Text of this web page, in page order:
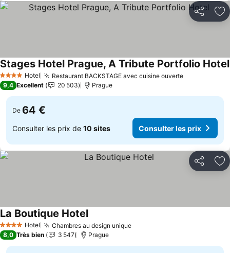
Partager
4 Étoiles Hotel Restaurant BACKSTAGE avec cuisine ouverteConsulter
Stages Hotel Prague, A Tribute Portfolio Hotel
9,4 Excellent 20 503 Prague
De 64 €
Consulter les prix de 10 sites Consulter les prix
Partager
4 Étoiles Hotel Chambres au design uniqueConsulter les prix
La Boutique HotelConsulter les prix
8,0 Très bien 3 547 Prague